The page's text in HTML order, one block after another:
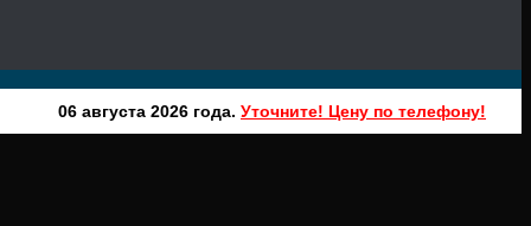
06 августа 2026 года. Уточните! Цену по телефону!